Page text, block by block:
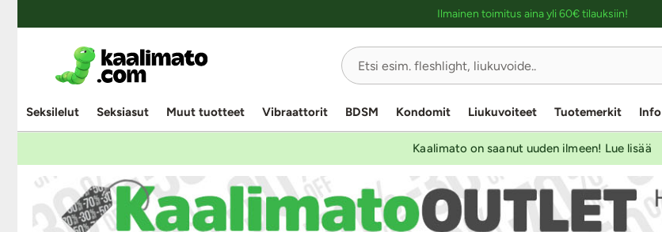
Ilmainen toimitus aina yli 60€ tilauksiin!
Seksilelut Seksiasut Muut tuotteet Vibraattorit BDSM Kondomit Liukuvoiteet Tuotemerkit Info
Kaalimato on saanut uuden ilmeen! Lue lisää